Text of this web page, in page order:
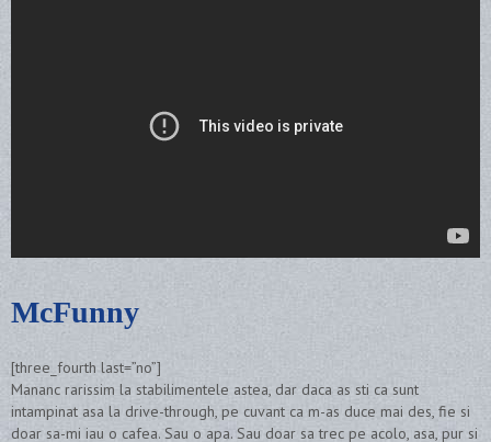
McFunny
[three_fourth last=”no”]
Mananc rarissim la stabilimentele astea, dar daca as sti ca sunt
intampinat asa la drive-through, pe cuvant ca m-as duce mai des, fie si
doar sa-mi iau o cafea. Sau o apa. Sau doar sa trec pe acolo, asa, pur si